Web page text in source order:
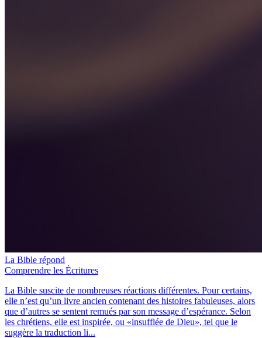
La Bible répond
Comprendre les Écritures
La Bible suscite de nombreuses réactions différentes. Pour certains,
elle n’est qu’un livre ancien contenant des histoires fabuleuses, alors
que d’autres se sentent remués par son message d’espérance. Selon
les chrétiens, elle est inspirée, ou «insufflée de Dieu», tel que le
suggère la traduction li...